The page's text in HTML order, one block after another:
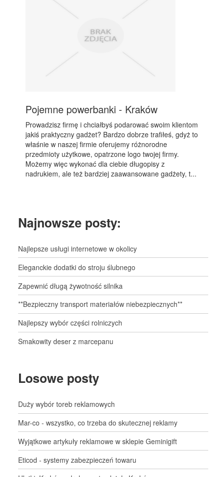
Pojemne powerbanki - Kraków
Prowadzisz firmę i chciałbyś podarować swoim klientom
jakiś praktyczny gadżet? Bardzo dobrze trafiłeś, gdyż to
właśnie w naszej firmie oferujemy różnorodne
przedmioty użytkowe, opatrzone logo twojej firmy.
Możemy więc wykonać dla ciebie długopisy z
nadrukiem, ale też bardziej zaawansowane gadżety, t...
Najnowsze posty:
Najlepsze usługi internetowe w okolicy
Eleganckie dodatki do stroju ślubnego
Zapewnić długą żywotność silnika
**Bezpieczny transport materiałów niebezpiecznych**
Najlepszy wybór części rolniczych
Smakowity deser z marcepanu
Losowe posty
Duży wybór toreb reklamowych
Mar-co - wszystko, co trzeba do skutecznej reklamy
Wyjątkowe artykuły reklamowe w sklepie Geminigift
Eticod - systemy zabezpieczeń towaru